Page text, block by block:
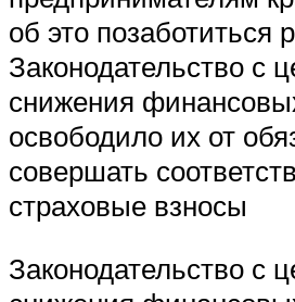
об это позаботиться
Законодательство с
снижения
освободило их от
совершать
страховые взносы
Законодательство с